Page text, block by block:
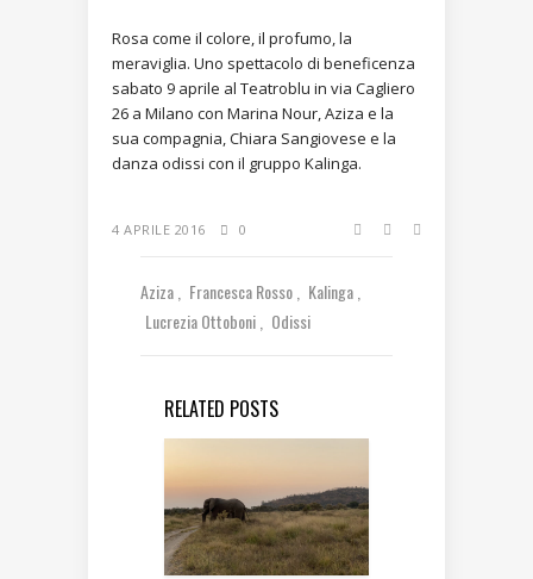
Rosa come il colore, il profumo, la
meraviglia. Uno spettacolo di beneficenza
sabato 9 aprile al Teatroblu in via Cagliero
26 a Milano con Marina Nour, Aziza e la
sua compagnia, Chiara Sangiovese e la
danza odissi con il gruppo Kalinga.
4 APRILE 2016 0
Aziza Francesca Rosso
Kalinga
Lucrezia Ottoboni
Odissi
RELATED POSTS